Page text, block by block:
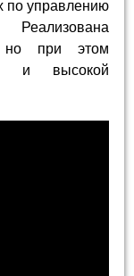
по управлению
Реализована
но при этом
и высокой